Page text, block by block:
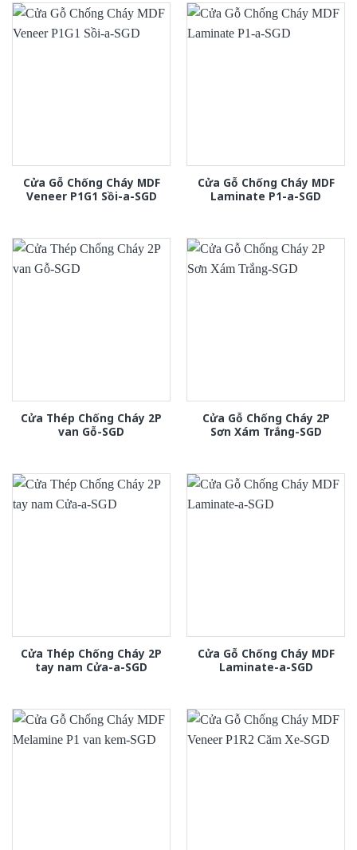
Cửa Gỗ Chống Cháy MDF
Veneer P1G1 Sồi-a-SGD
Cửa Gỗ Chống Cháy MDF
Laminate P1-a-SGD
Cửa Thép Chống Cháy 2P
van Gỗ-SGD
Cửa Gỗ Chống Cháy 2P
Sơn Xám Trắng-SGD
Cửa Thép Chống Cháy 2P
tay nam Cửa-a-SGD
Cửa Gỗ Chống Cháy MDF
Laminate-a-SGD